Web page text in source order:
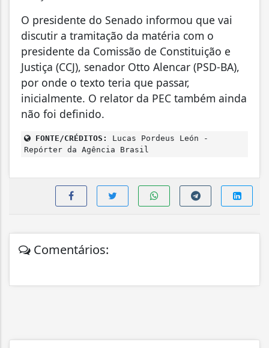
O presidente do Senado informou que vai
discutir a tramitação da matéria com o
presidente da Comissão de Constituição e
Justiça (CCJ), senador Otto Alencar (PSD-BA),
por onde o texto teria que passar,
inicialmente. O relator da PEC também ainda
não foi definido.
FONTE/CRÉDITOS:
Lucas Pordeus León -
Repórter da Agência Brasil
Comentários: